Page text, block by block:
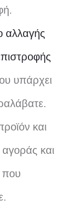
αλλαγής
υπάρχει
και
και
που